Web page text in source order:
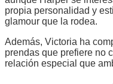
propia personalidad y
glamour que la rodea.
Además, Victoria ha
prendas que prefiere no
relación especial que